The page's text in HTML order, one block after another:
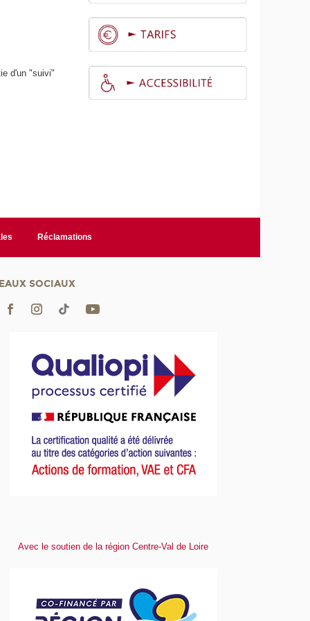
d'un "suivi"
Réclamations
SOCIAUX
Avec le soutien de la région Centre-Val de Loire